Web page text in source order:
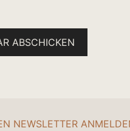
NEWSLETTER